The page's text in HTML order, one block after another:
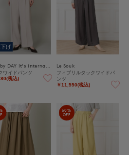
げ
ワイドパンツ
税込)
Le Souk
フィブリルタックワイドパ
ンツ
￥11,550(税込)
60%
OFF